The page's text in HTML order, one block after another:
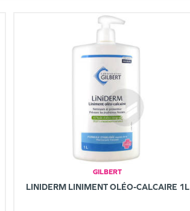
GILBERT
LINIDERM LINIMENT OLÉO-CALCAIRE 1L